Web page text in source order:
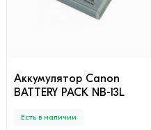
Аккумулятор Canon
BATTERY PACK NB-13L
Есть в наличии